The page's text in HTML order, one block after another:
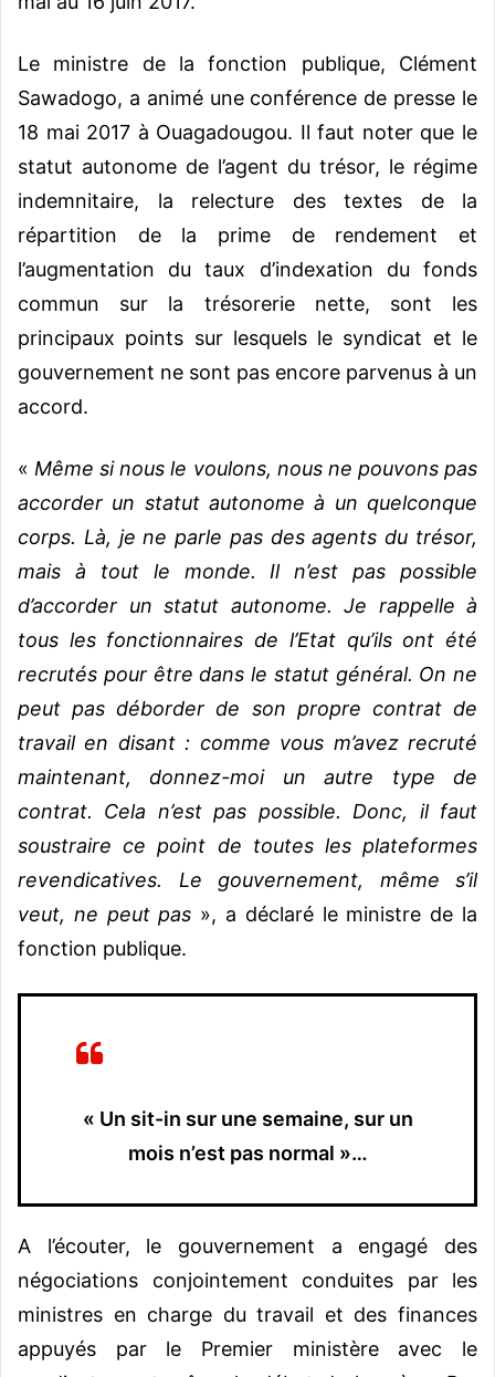
Le ministre de la fonction publique, Clément
Sawadogo, a animé une conférence de presse le
18 mai 2017 à Ouagadougou. Il faut noter que le
statut autonome de l’agent du trésor, le régime
indemnitaire, la relecture des textes de la
répartition de la prime de rendement et
l’augmentation du taux d’indexation du fonds
commun sur la trésorerie nette, sont les
principaux points sur lesquels le syndicat et le
gouvernement ne sont pas encore parvenus à un
accord.
« Même si nous le voulons, nous ne pouvons pas
accorder un statut autonome à un quelconque
corps. Là, je ne parle pas des agents du trésor,
mais à tout le monde. Il n’est pas possible
d’accorder un statut autonome. Je rappelle à
tous les fonctionnaires de l’Etat qu’ils ont été
recrutés pour être dans le statut général. On ne
peut pas déborder de son propre contrat de
travail en disant : comme vous m’avez recruté
maintenant, donnez-moi un autre type de
contrat. Cela n’est pas possible. Donc, il faut
soustraire ce point de toutes les plateformes
revendicatives. Le gouvernement, même s’il
veut, ne peut pas », a déclaré le ministre de la
fonction publique.
« Un sit-in sur une semaine, sur un
mois n’est pas normal »…
A l’écouter, le gouvernement a engagé des
négociations conjointement conduites par les
ministres en charge du travail et des finances
appuyés par le Premier ministère avec le